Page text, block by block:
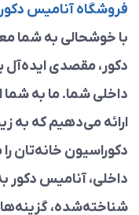
فروشگاه آنامیس دکور
با خوشحالی به شما
دکور، مقصدی ایده‌آل
داخلی شما. ما به شما
ارائه می‌دهیم که به
دکوراسیون خانه‌تان
داخلی، آنامیس دکور
شناخته‌شده،